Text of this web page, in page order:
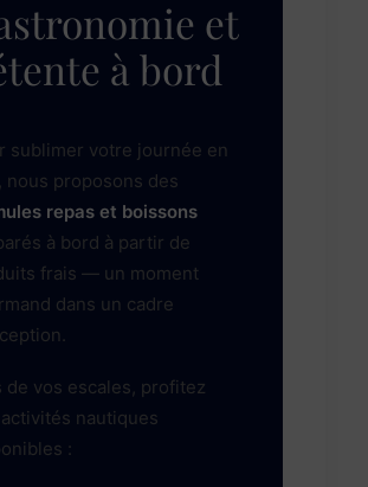
et
à bord
sublimer votre journée en
nous proposons des
repas et boissons
à bord à partir de
frais — un moment
dans un cadre
de vos escales, profitez
nautiques
: